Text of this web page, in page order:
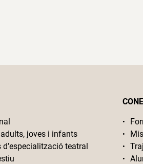
joves i infants
teatral